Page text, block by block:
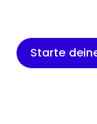
Starte